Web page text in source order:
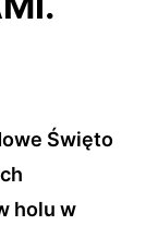
Święto
holu w